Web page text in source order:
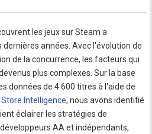
les jeux sur Steam a
années. Avec l'évolution de
de la concurrence, les facteurs qui
plus complexes. Sur la base
données de 4 600 titres à l'aide de
Store Intelligence, nous avons identifié
éclairer les stratégies de
AA et indépendants,